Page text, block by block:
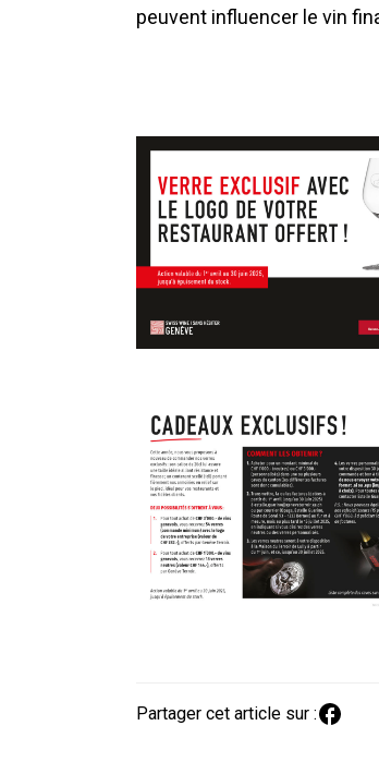
peuvent influencer le vin
Partager cet article sur :